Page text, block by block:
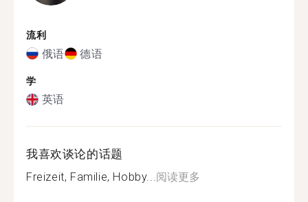
流利
俄语 德语
学
英语
我喜欢谈论的话题
Freizeit, Familie, Hobby...阅读更多